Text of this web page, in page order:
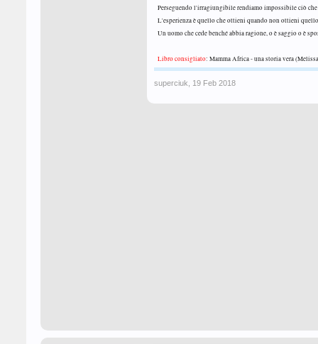
Perseguendo l'irragiungibile rendiamo impossibile ciò
L'esperienza è quello che ottieni quando non ottieni
Un uomo che cede benché abbia ragione, o è saggio o è
Libro consigliato: Mamma Africa - una storia vera
superciuk 19 Feb 2018